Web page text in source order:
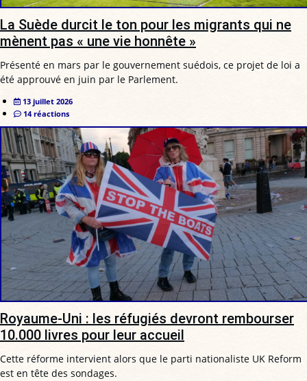
La Suède durcit le ton pour les migrants qui ne
mènent pas « une vie honnête »
Présenté en mars par le gouvernement suédois, ce projet de loi a
été approuvé en juin par le Parlement.
13 juillet 2026
14 réactions
Royaume-Uni : les réfugiés devront rembourser
10.000 livres pour leur accueil
Cette réforme intervient alors que le parti nationaliste UK Reform
est en tête des sondages.